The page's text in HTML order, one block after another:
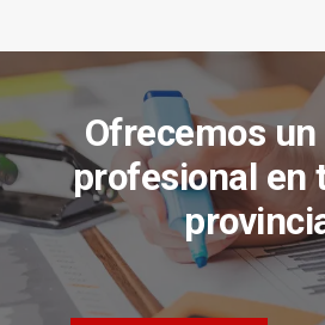
Ofrecemos
profesional en